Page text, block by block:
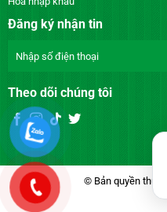
Đăng ký nhận tin
Theo dõi chúng tôi
© Bản quyền